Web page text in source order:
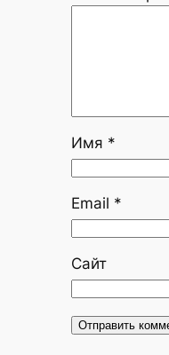
Имя *
Email *
Сайт